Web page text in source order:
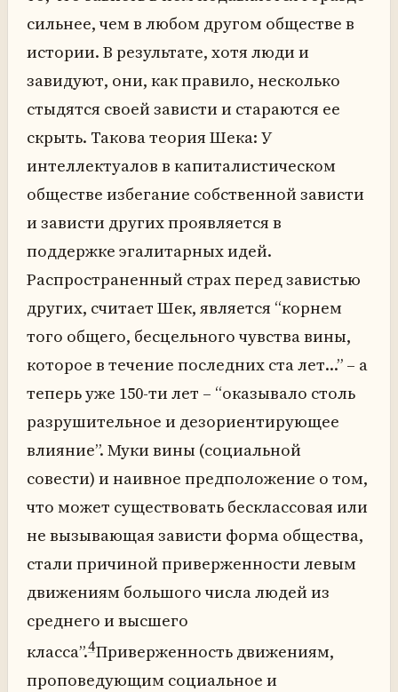
сильнее, чем в любом другом обществе в
истории. В результате, хотя люди и
завидуют, они, как правило, несколько
стыдятся своей зависти и стараются ее
скрыть. Такова теория Шека: У
интеллектуалов в капиталистическом
обществе избегание собственной зависти
и зависти других проявляется в
поддержке эгалитарных идей.
Распространенный страх перед завистью
других, считает Шек, является “корнем
того общего, бесцельного чувства вины,
которое в течение последних ста лет…” – а
теперь уже 150-ти лет – “оказывало столь
разрушительное и дезориентирующее
влияние”. Муки вины (социальной
совести) и наивное предположение о том,
что может существовать бесклассовая или
не вызывающая зависти форма общества,
стали причиной приверженности левым
движениям большого числа людей из
среднего и высшего
класса”.4Приверженность движениям,
проповедующим социальное и